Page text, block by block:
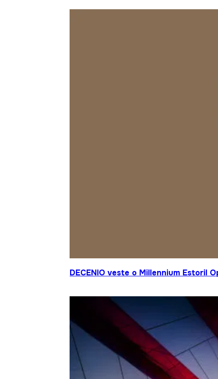
DECENIO veste o Millennium Estoril